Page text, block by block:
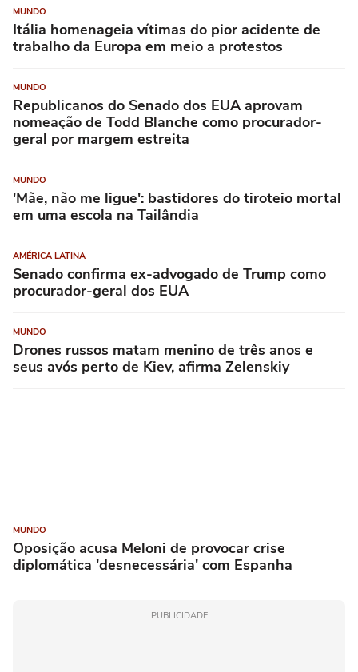
MUNDO
Itália homenageia vítimas do pior acidente de
trabalho da Europa em meio a protestos
MUNDO
Republicanos do Senado dos EUA aprovam
nomeação de Todd Blanche como procurador-
geral por margem estreita
MUNDO
'Mãe, não me ligue': bastidores do tiroteio mortal
em uma escola na Tailândia
AMÉRICA LATINA
Senado confirma ex-advogado de Trump como
procurador-geral dos EUA
MUNDO
Drones russos matam menino de três anos e
seus avós perto de Kiev, afirma Zelenskiy
MUNDO
Oposição acusa Meloni de provocar crise
diplomática 'desnecessária' com Espanha
PUBLICIDADE